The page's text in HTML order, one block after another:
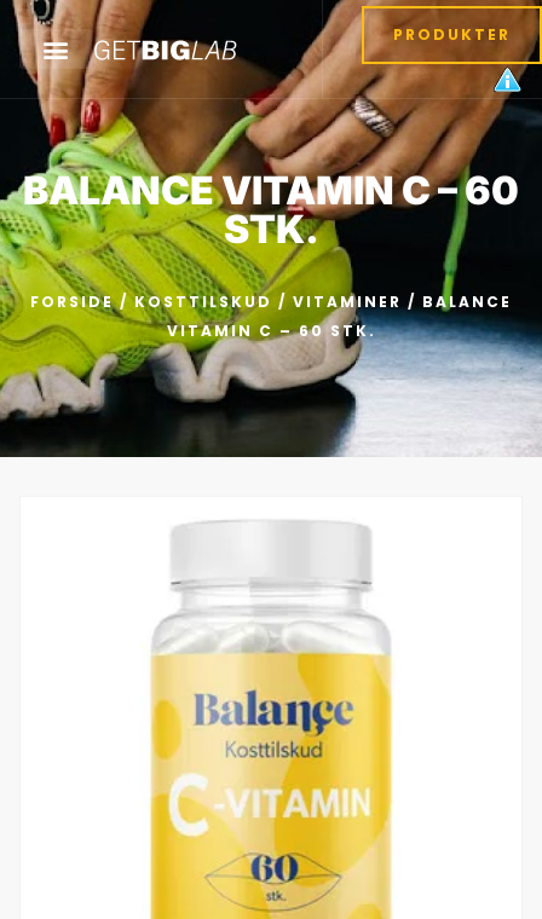
PRODUKTER
BALANCE VITAMIN C – 60
STK.
FORSIDE/KOSTTILSKUD / VITAMINER / BALANCE
VITAMIN C – 60 STK.